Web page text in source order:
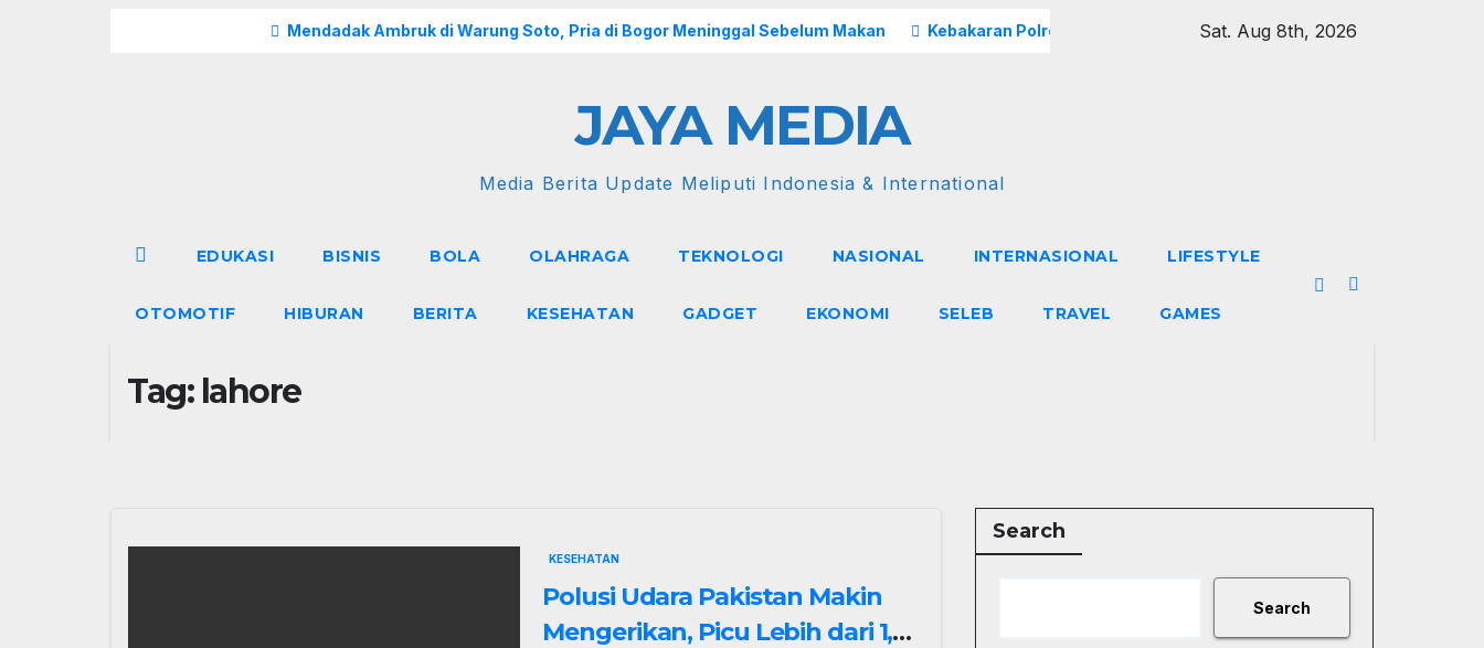
Mendadak Ambruk di Warung Soto, Pria di Bogor Meninggal Sebelum Makan Kebakaran Polres Metro Jakarta Barat Hebohkan Pagi Hari, Ini Fakta
Sat. Aug 8th, 2026
JAYA MEDIA
Media Berita Update Meliputi Indonesia & International
EDUKASI BISNIS BOLA OLAHRAGA TEKNOLOGI NASIONAL INTERNASIONAL LIFESTYLE
OTOMOTIF HIBURAN BERITA KESEHATAN GADGET EKONOMI SELEB TRAVEL GAMES
Tag: lahore
KESEHATAN
Polusi Udara Pakistan Makin
Mengerikan, Picu Lebih dari 1,9
Search
Search